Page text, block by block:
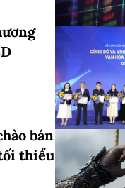
bán
thiểu